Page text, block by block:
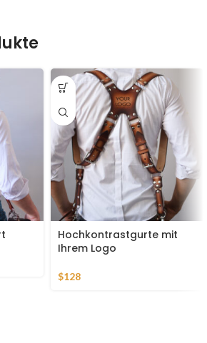
Hochkontrastgurte mit
Ihrem Logo
$128